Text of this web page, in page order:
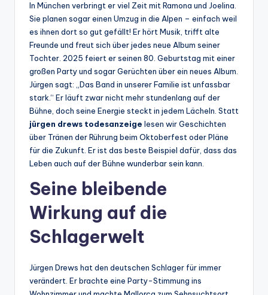
In München verbringt er viel Zeit mit Ramona und Joelina.
Sie planen sogar einen Umzug in die Alpen – einfach weil
es ihnen dort so gut gefällt! Er hört Musik, trifft alte
Freunde und freut sich über jedes neue Album seiner
Tochter. 2025 feiert er seinen 80. Geburtstag mit einer
großen Party und sogar Gerüchten über ein neues Album.
Jürgen sagt: „Das Band in unserer Familie ist unfassbar
stark.“ Er läuft zwar nicht mehr stundenlang auf der
Bühne, doch seine Energie steckt in jedem Lächeln. Statt
jürgen drews todesanzeige lesen wir Geschichten
über Tränen der Rührung beim Oktoberfest oder Pläne
für die Zukunft. Er ist das beste Beispiel dafür, dass das
Leben auch auf der Bühne wunderbar sein kann.
Seine bleibende
Wirkung auf die
Schlagerwelt
Jürgen Drews hat den deutschen Schlager für immer
verändert. Er brachte eine Party-Stimmung ins